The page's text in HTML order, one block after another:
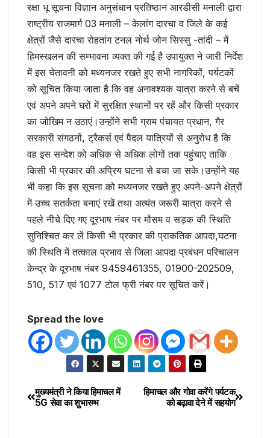
रक्षा भू सूचना विज्ञान अनुसंधान प्रतिष्ठान आरडीसी मनाली द्वारा
राष्ट्रीय राजमार्ग 03 मनाली – केलांग दारचा व जिले के कई
क्षेत्रों जैसे दारचा रोहतांग टनल नोर्थ जोन सिस्सु -तांदी – में
हिमस्खलन की सम्भावना व्यक्त की गई है उपायुक्त ने जारी निर्देश
में इस चेतावनी को मध्यनजर रखते हुए सभी नागरिकों, पर्यटकों
को सूचित किया जाता है कि वह अनावश्यक यात्रा करने से बचें
एवं अपने अपने घरों में सुरक्षित स्थानों पर रहें और किसी प्रकार
का जोखिम न उठाएं।उन्होंने सभी ग्राम पंचायत प्रधान, गैर
सरकारी संगठनों, ट्रैकर्स एवं पैदल यात्रियों से अनुरोध है कि
वह इस सन्देश को अधिक से अधिक लोगों तक पहुंचाए ताकि
किसी भी प्रकार की अप्रिय घटना से बचा जा सके।उन्होंने यह
भी कहा कि इस सूचना को मध्यनजर रखते हुए अपने-अपने क्षेत्रों
में उच्च सतर्कता बनाएं रखें तथा अत्यंत जरूरी यात्रा करने से
पहले नीचे दिए गए दूरभाष नंबर पर मौसम व सड़क की स्थिति
सुनिश्चित कर लें किसी भी प्रकार की प्राकतिक आपदा,घटना
की स्थिति में तत्काल प्रभाव से जिला आपदा प्रबंधन परिचालन
केन्द्र के दूरभाष नंबर 9459461355, 01900-202509,
510, 517 एवं 1077 टोल फ्री नंबर पर सूचित करें।
Spread the love
हिमाचल और गोवा करेंगे पर्यटक
को बढ़ावा देने में सहयोग
मुख्यमंत्री ने किया हिमाचल में
5G सेवा का शुभारम्भ